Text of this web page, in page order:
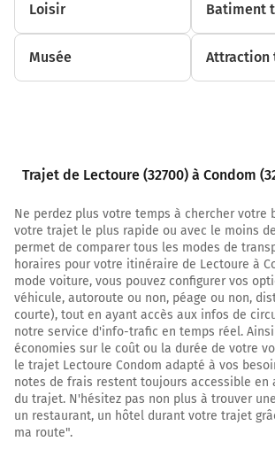
Continuer Boulevard de la
continuer sur 85 mètres
0h21
32100
Loisir Batiment
Musée Attraction
Trajet de Lectoure (32700) à Condom
Ne perdez plus votre temps à chercher votre
votre trajet le plus rapide ou avec le moins
permet de comparer tous les modes de
horaires pour votre itinéraire de Lectoure à
mode voiture, vous pouvez configurer vos
véhicule, autoroute ou non, péage ou non,
courte), tout en ayant accès aux infos de
notre service d'info-trafic en temps réel.
économies sur le coût ou la durée de votre
le trajet Lectoure Condom adapté à vos
notes de frais restent toujours accessible
du trajet. N'hésitez pas non plus à trouver
un restaurant, un hôtel durant votre trajet
ma route".